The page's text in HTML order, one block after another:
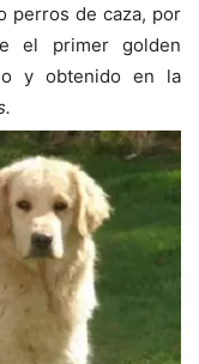
perros de caza, por
el primer golden
y obtenido en la